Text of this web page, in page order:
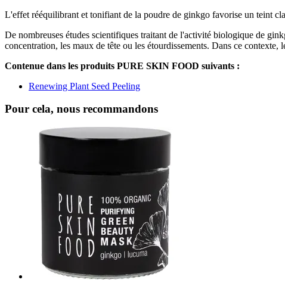
L'effet rééquilibrant et tonifiant de la poudre de ginkgo favorise un teint
De nombreuses études scientifiques traitant de l'activité biologique de
concentration, les maux de tête ou les étourdissements. Dans ce
Contenue dans les produits PURE SKIN FOOD suivants :
Renewing Plant Seed Peeling
Pour cela, nous recommandons